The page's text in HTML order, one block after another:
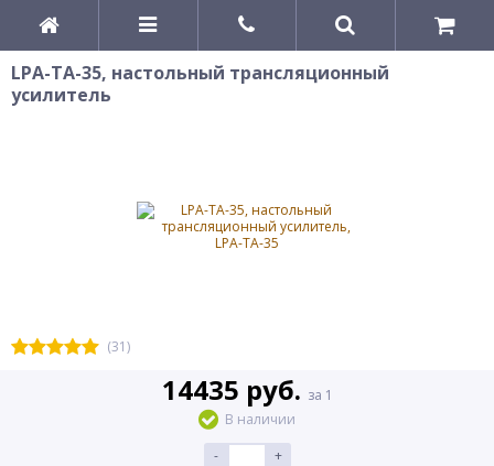
LPA-TA-35, настольный трансляционный
усилитель
(31)
14435 руб. за 1
В наличии
-
+